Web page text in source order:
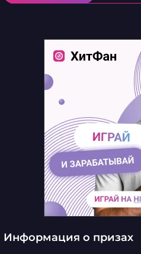
Информация о призах